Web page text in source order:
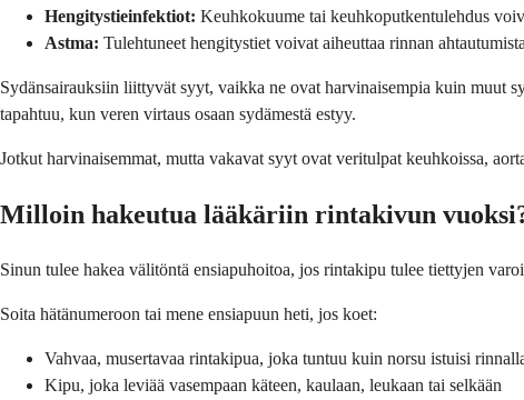
Hengitystieinfektiot: Keuhkokuume tai keuhkoputkentulehdus
Astma: Tulehtuneet hengitystiet voivat aiheuttaa rinnan
Sydän­sairauksiin liittyvät syyt, vaikka ne ovat harvinaisempia kuin muut
tapahtuu, kun veren virtaus osaan sydämestä estyy.
Jotkut harvinaisemmat, mutta vakavat syyt ovat veritulpat keuhkoissa,
Milloin hakeutua lääkäriin rinta­kivun
Sinun tulee hakea välitöntä ensiapuhoitoa, jos rinta­kipu tulee tiettyjen
Soita hätänumeroon tai mene ensiapuun heti, jos koet:
Vahvaa, musertavaa rinta­kipua, joka tuntuu kuin norsu istuisi
Kipu, joka leviää vasempaan käteen, kaulaan, leukaan tai selkään